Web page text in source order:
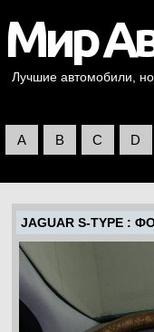
Лучшие автомобили,
A B C D
JAGUAR S-TYPE :